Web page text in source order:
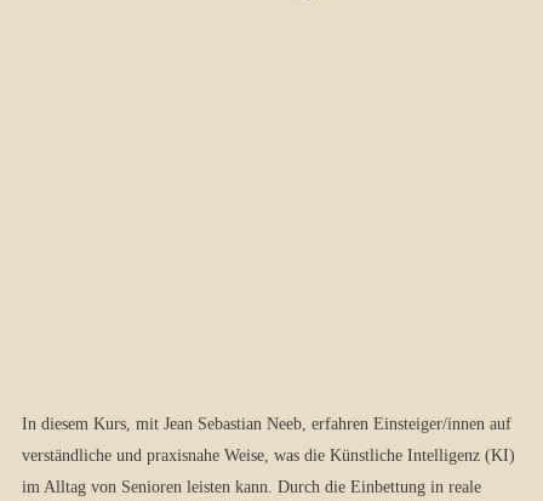
In diesem Kurs, mit Jean Sebastian Neeb, erfahren Einsteiger/innen auf
verständliche und praxisnahe Weise, was die Künstliche Intelligenz (KI)
im Alltag von Senioren leisten kann. Durch die Einbettung in reale